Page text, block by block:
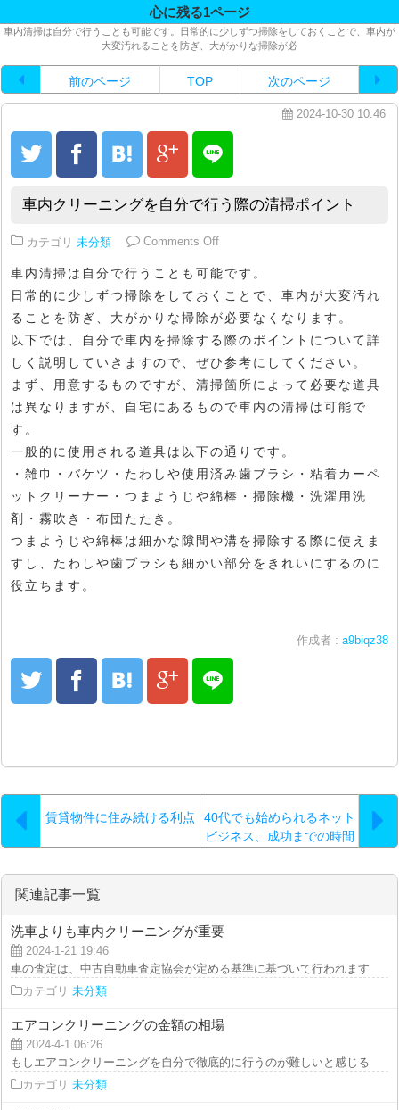
心に残る1ページ
車内清掃は自分で行うことも可能です。日常的に少しずつ掃除をしておくことで、車内が
大変汚れることを防ぎ、大がかりな掃除が必
前のページ TOP 次のページ
2024-10-30 10:46
車内クリーニングを自分で行う際の清掃ポイント
カテゴリ 未分類 Comments Offon 車内クリーニングを自分で行
車内清掃は自分で行うことも可能です。
日常的に少しずつ掃除をしておくことで、車内が大変汚れ
ることを防ぎ、大がかりな掃除が必要なくなります。
以下では、自分で車内を掃除する際のポイントについて詳
しく説明していきますので、ぜひ参考にしてください。
まず、用意するものですが、清掃箇所によって必要な道具
は異なりますが、自宅にあるもので車内の清掃は可能で
す。
一般的に使用される道具は以下の通りです。
・雑巾・バケツ・たわしや使用済み歯ブラシ・粘着カーペ
ットクリーナー・つまようじや綿棒・掃除機・洗濯用洗
剤・霧吹き・布団たたき。
つまようじや綿棒は細かな隙間や溝を掃除する際に使えま
すし、たわしや歯ブラシも細かい部分をきれいにするのに
役立ちます。
作成者 : a9biqz38
賃貸物件に住み続ける利点
40代でも始められるネット
ビジネス、成功までの時間
関連記事一覧
洗車よりも車内クリーニングが重要
2024-1-21 19:46
車の査定は、中古自動車査定協会が定める基準に基づいて行われます。
カテゴリ 未分類
エアコンクリーニングの金額の相場
2024-4-1 06:26
もしエアコンクリーニングを自分で徹底的に行うのが難しいと感じる場合
カテゴリ 未分類